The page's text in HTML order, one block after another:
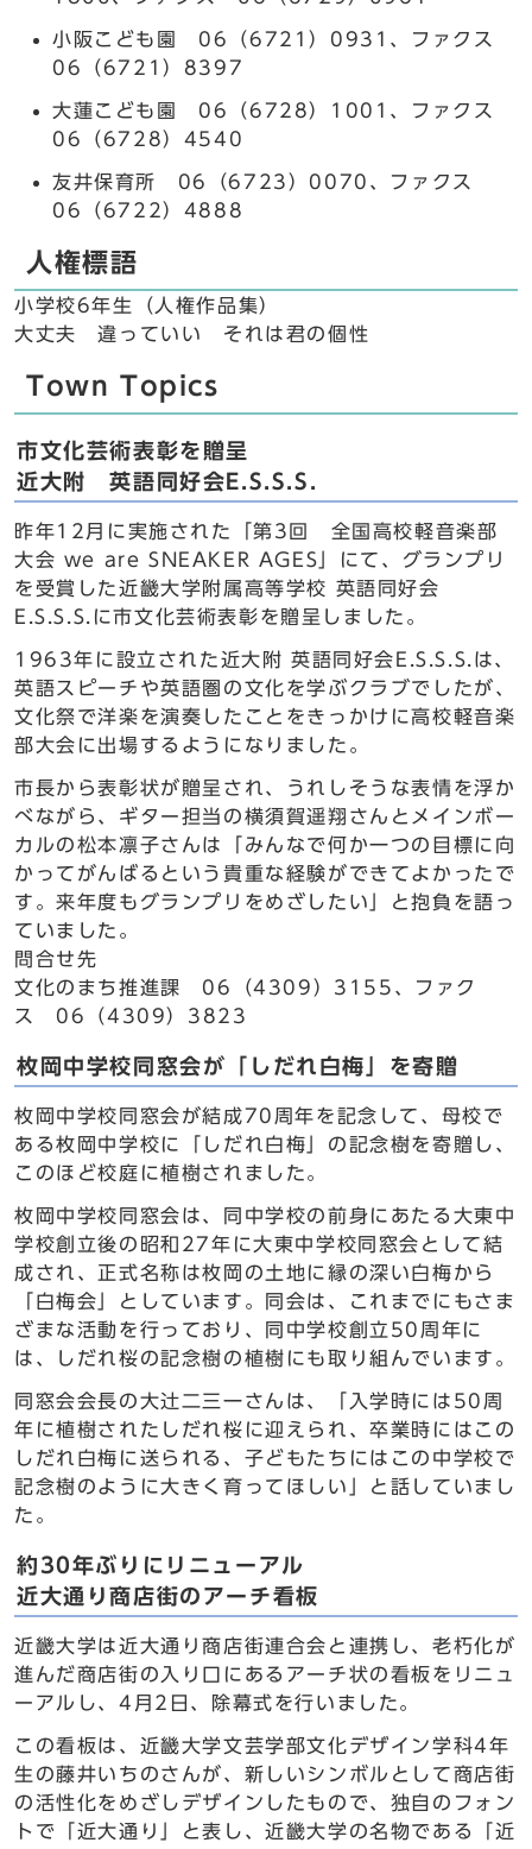
小阪こども園 06（6721）0931、ファクス
06（6721）8397
大蓮こども園 06（6728）1001、ファクス
06（6728）4540
友井保育所 06（6723）0070、ファクス
06（6722）4888
人権標語
小学校6年生（人権作品集）
大丈夫 違っていい それは君の個性
Town Topics
市文化芸術表彰を贈呈
近大附 英語同好会E.S.S.S.
昨年12月に実施された「第3回 全国高校軽音楽部
大会 we are SNEAKER AGES」にて、グランプリ
を受賞した近畿大学附属高等学校 英語同好会
E.S.S.S.に市文化芸術表彰を贈呈しました。
1963年に設立された近大附 英語同好会E.S.S.S.は、
英語スピーチや英語圏の文化を学ぶクラブでしたが、
文化祭で洋楽を演奏したことをきっかけに高校軽音楽
部大会に出場するようになりました。
市長から表彰状が贈呈され、うれしそうな表情を浮か
べながら、ギター担当の横須賀遥翔さんとメインボー
カルの松本凛子さんは「みんなで何か一つの目標に向
かってがんばるという貴重な経験ができてよかったで
す。来年度もグランプリをめざしたい」と抱負を語っ
ていました。
問合せ先
文化のまち推進課 06（4309）3155、ファク
ス 06（4309）3823
枚岡中学校同窓会が「しだれ白梅」を寄贈
枚岡中学校同窓会が結成70周年を記念して、母校で
ある枚岡中学校に「しだれ白梅」の記念樹を寄贈し、
このほど校庭に植樹されました。
枚岡中学校同窓会は、同中学校の前身にあたる大東中
学校創立後の昭和27年に大東中学校同窓会として結
成され、正式名称は枚岡の土地に縁の深い白梅から
「白梅会」としています。同会は、これまでにもさま
ざまな活動を行っており、同中学校創立50周年に
は、しだれ桜の記念樹の植樹にも取り組んでいます。
同窓会会長の大辻二三一さんは、「入学時には50周
年に植樹されたしだれ桜に迎えられ、卒業時にはこの
しだれ白梅に送られる、子どもたちにはこの中学校で
記念樹のように大きく育ってほしい」と話していまし
た。
約30年ぶりにリニューアル
近大通り商店街のアーチ看板
近畿大学は近大通り商店街連合会と連携し、老朽化が
進んだ商店街の入り口にあるアーチ状の看板をリニュ
ーアルし、4月2日、除幕式を行いました。
この看板は、近畿大学文芸学部文化デザイン学科4年
生の藤井いちのさんが、新しいシンボルとして商店街
の活性化をめざしデザインしたもので、独自のフォン
トで「近大通り」と表し、近畿大学の名物である「近